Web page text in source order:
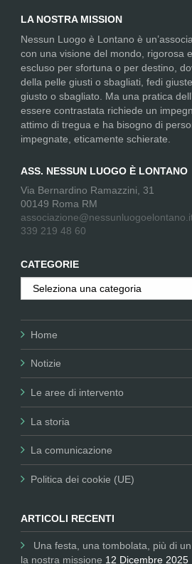
LA NOSTRA MISSION
Nessun Luogo è Lontano è
con una visione del mondo, rigorosa
escluso per sfortuna o per destino,
della pelle giusti o sbagliati, fedi
giusto o sbagliato. Ma una pratica
essere contrastata richiede un
attimo di tregua e ha bisogno di
impegnate, eticamente schierate.
ASS. NESSUN LUOGO È LONTANO
Via Bernardino Ramazzini, 31
00149 Roma RM
339 219 48 60
CATEGORIE
Categorie
Home
Notizie
Le aree di intervento
La storia
La comunicazione
Politica dei cookie (UE)
ARTICOLI RECENTI
Una festa, una tombolata, più di
la nostra missione 12 Dicembre 2025